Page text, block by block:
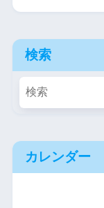
検索
カレンダー